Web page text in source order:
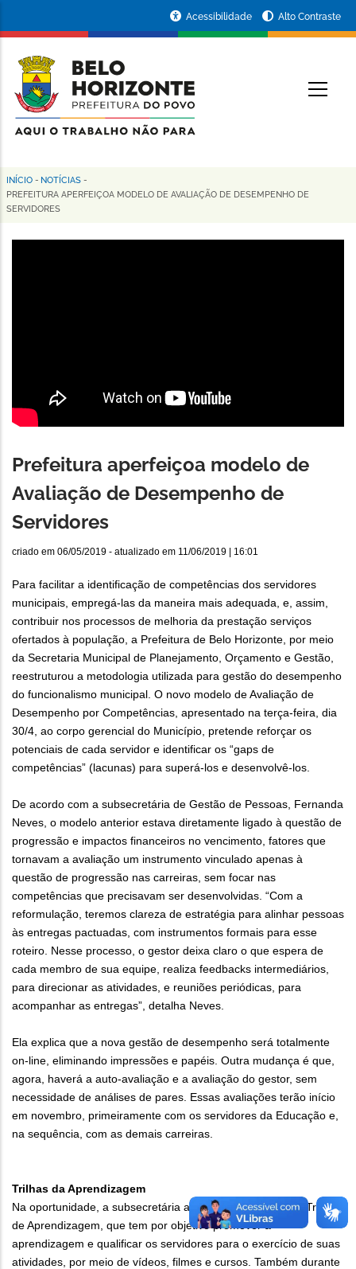
conteúdo
principal
da
Prefeitura
de
Horizonte
Acessibilidade Alto Contraste
Trilha
de
navegação
INÍCIO - NOTÍCIAS -
PREFEITURA APERFEIÇOA MODELO DE AVALIAÇÃO DE DESEMPENHO DE
SERVIDORES
Prefeitura aperfeiçoa modelo de
Avaliação de Desempenho de
Servidores
criado em 06/05/2019 - atualizado em 11/06/2019 | 16:01
Para facilitar a identificação de competências dos servidores
municipais, empregá-las da maneira mais adequada, e, assim,
contribuir nos processos de melhoria da prestação serviços
ofertados à população, a Prefeitura de Belo Horizonte, por meio
da Secretaria Municipal de Planejamento, Orçamento e Gestão,
reestruturou a metodologia utilizada para gestão do desempenho
do funcionalismo municipal. O novo modelo de Avaliação de
Desempenho por Competências, apresentado na terça-feira, dia
30/4, ao corpo gerencial do Município, pretende reforçar os
potenciais de cada servidor e identificar os “gaps de
competências” (lacunas) para superá-los e desenvolvê-los.
De acordo com a subsecretária de Gestão de Pessoas, Fernanda
Neves, o modelo anterior estava diretamente ligado à questão de
progressão e impactos financeiros no vencimento, fatores que
tornavam a avaliação um instrumento vinculado apenas à
questão de progressão nas carreiras, sem focar nas
competências que precisavam ser desenvolvidas. “Com a
reformulação, teremos clareza de estratégia para alinhar pessoas
às entregas pactuadas, com instrumentos formais para esse
roteiro. Nesse processo, o gestor deixa claro o que espera de
cada membro de sua equipe, realiza feedbacks intermediários,
para direcionar as atividades, e reuniões periódicas, para
acompanhar as entregas”, detalha Neves.
Ela explica que a nova gestão de desempenho será totalmente
on-line, eliminando impressões e papéis. Outra mudança é que,
agora, haverá a auto-avaliação e a avaliação do gestor, sem
necessidade de análises de pares. Essas avaliações terão início
em novembro, primeiramente com os servidores da Educação e,
na sequência, com as demais carreiras.
Trilhas da Aprendizagem
Na oportunidade, a subsecretária apresentou o programa Trilhas
de Aprendizagem, que tem por objetivo promover a
aprendizagem e qualificar os servidores para o exercício de suas
atividades, por meio de vídeos, filmes e cursos. Também durante